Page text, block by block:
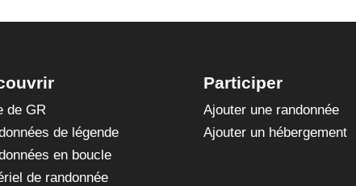
de GR
de légende
en boucle
de randonnée
Participer
Ajouter une randonnée
Ajouter un hébergement